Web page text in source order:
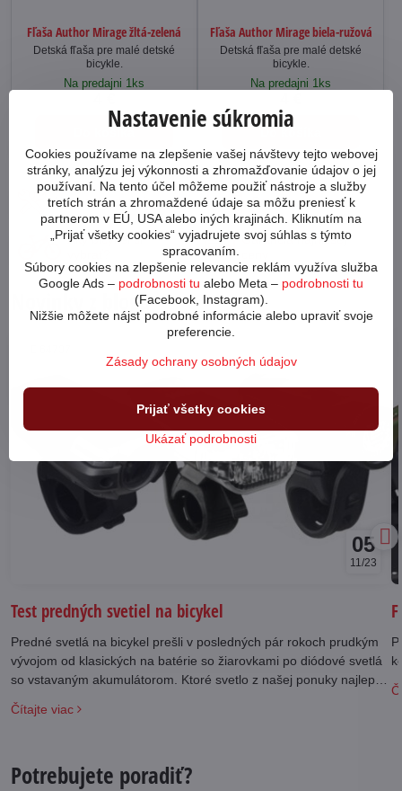
Novinky z blogu
05
11/23
Test predných svetiel na bicykel
Predné svetlá na bicykel prešli v posledných pár rokoch prudkým
vývojom od klasických na batérie so žiarovkami po diódové svetlá
so vstavaným akumulátorom. Ktoré svetlo z našej ponuky najlepšie
Čítajte viac
Fľaša Author Mirage žltá-zelená
Detská fľaša pre malé detské
bicykle.
Na predajni 1ks
Fľaša Author Mirage biela-ružová
Detská fľaša pre malé detské
bicykle.
Na predajni 1ks
Ako poskladať bicykel? Preprava tovaru
Aký bicykel si
Garancia najnižšej
Potrebujete poradiť?
Nastavenie súkromia
Cookies používame na zlepšenie vašej návštevy tejto webovej
stránky, analýzu jej výkonnosti a zhromažďovanie údajov o jej
používaní. Na tento účel môžeme použiť nástroje a služby
tretích strán a zhromaždené údaje sa môžu preniesť k
partnerom v EÚ, USA alebo iných krajinách. Kliknutím na
„Prijať všetky cookies“ vyjadrujete svoj súhlas s týmto
spracovaním.
Súbory cookies na zlepšenie relevancie reklám využíva služba
Google Ads – podrobnosti tu alebo Meta – podrobnosti tu
(Facebook, Instagram).
Nižšie môžete nájsť podrobné informácie alebo upraviť svoje
preferencie.
Zásady ochrany osobných údajov
Ukázať podrobnosti
Prijať všetky cookies